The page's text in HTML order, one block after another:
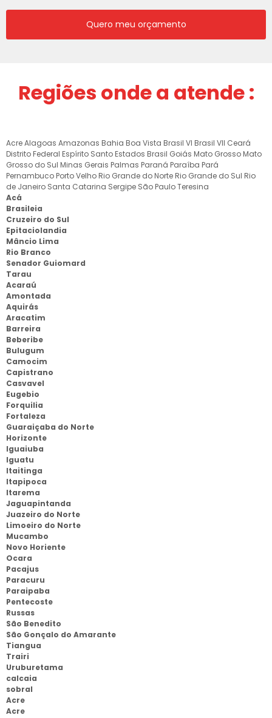
Quero meu orçamento
Regiões onde a atende :
AcreAlagoas Amazonas Bahia Boa Vista Brasil VI Brasil VII Ceará
Distrito Federal Espírito Santo Estados Brasil Goiás Mato Grosso Mato
Grosso do Sul Minas Gerais Palmas Paraná Paraíba Pará
Pernambuco Porto Velho Rio Grande do Norte Rio Grande do Sul Rio
de Janeiro Santa Catarina Sergipe São PauloTeresina
Acá
Brasileia
Cruzeiro do Sul
Epitaciolandia
Mâncio Lima
Rio Branco
Senador Guiomard
Tarau
Acaraú
Amontada
Aquirás
Aracatim
Barreira
Beberibe
Bulugum
Camocim
Capistrano
Casvavel
Eugebio
Forquilia
Fortaleza
Guaraiçaba do Norte
Horizonte
Iguaiuba
Iguatu
Itaitinga
Itapipoca
Itarema
Jaguapintanda
Juazeiro do Norte
Limoeiro do Norte
Mucambo
Novo Horiente
Ocara
Pacajus
Paracuru
Paraipaba
Pentecoste
Russas
São Benedito
São Gonçalo do Amarante
Tiangua
Trairi
Uruburetama
calcaia
sobral
Acre
Acre